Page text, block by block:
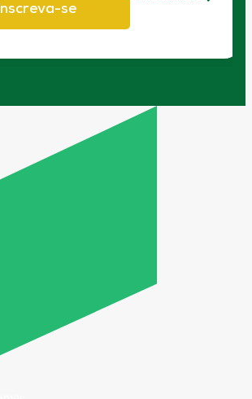
Inscreva-se